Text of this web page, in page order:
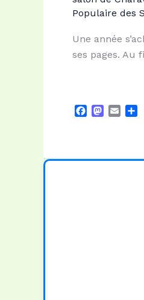
Populaire des
Une année
ses pages. Au
b
M
o
l
a